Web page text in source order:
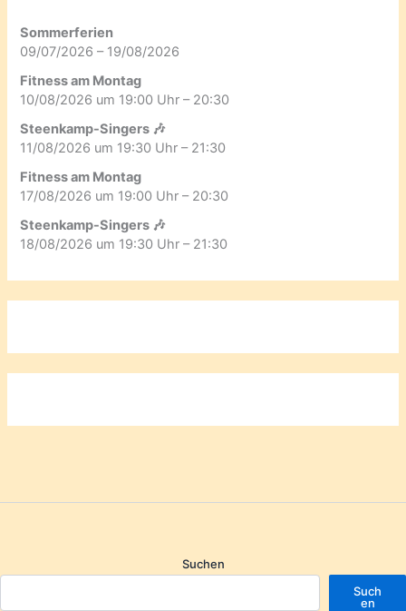
Sommerferien
09/07/2026 – 19/08/2026
Fitness am Montag
10/08/2026 um 19:00 Uhr – 20:30
Steenkamp-Singers 🎶
11/08/2026 um 19:30 Uhr – 21:30
Fitness am Montag
17/08/2026 um 19:00 Uhr – 20:30
Steenkamp-Singers 🎶
18/08/2026 um 19:30 Uhr – 21:30
Suchen
Such
en